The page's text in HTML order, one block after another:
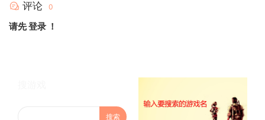
评论 0
请先登录 ！